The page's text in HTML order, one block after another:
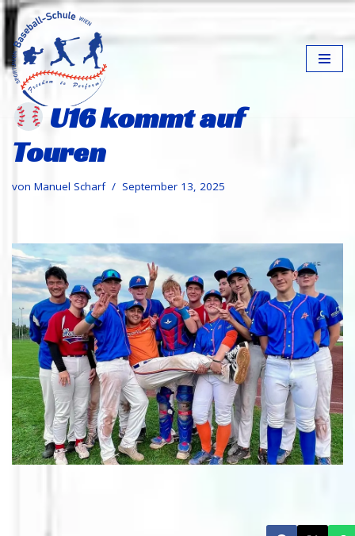
Zum
Inhalt
springen
U16 kommt auf
Touren
von Manuel Scharf September 13, 2025